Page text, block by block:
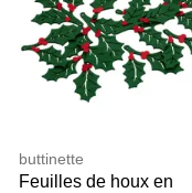
buttinette
Feuilles de houx en